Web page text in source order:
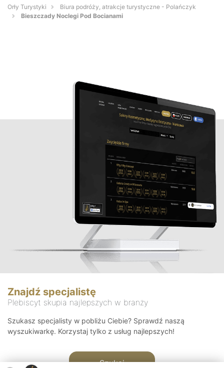
Orły Turystyki
Biura podróży, atrakcje turystyczne - Polańczyk
Bieszczady Noclegi Pod Bocianami
Znajdź specjalistę
Plebiscyt skupia najlepszych w branży
Szukasz specjalisty w pobliżu Ciebie? Sprawdź naszą
wyszukiwarkę. Korzystaj tylko z usług najlepszych!
Szukaj